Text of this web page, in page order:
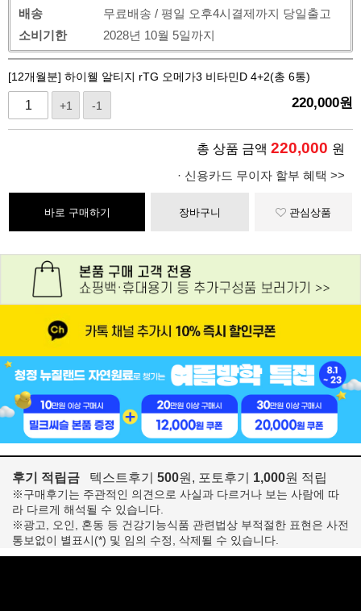
배송
무료배송 / 평일 오후4시결제까지 당일출고
소비기한
2028년 10월 5일까지
[12개월분] 하이웰 알티지 rTG 오메가3 비타민D 4+2(총 6통)
+1 -1 220,000원
총 상품 금액 220,000 원
· 신용카드 무이자 할부 혜택 >>
바로 구매하기 장바구니 관심상품
후기 적립금 텍스트후기 500원, 포토후기 1,000원 적립
※구매후기는 주관적인 의견으로 사실과 다르거나 보는 사람에 따
라 다르게 해석될 수 있습니다.
※광고, 오인, 혼동 등 건강기능식품 관련법상 부적절한 표현은 사전
통보없이 별표시(*) 및 임의 수정, 삭제될 수 있습니다.